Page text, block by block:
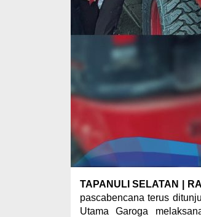
TAPANULI SELATAN |
pascabencana terus
Utama Garoga